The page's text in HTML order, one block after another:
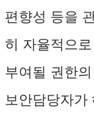
편향성 등을
히 자율적으
부여될 권한
보안담당자가